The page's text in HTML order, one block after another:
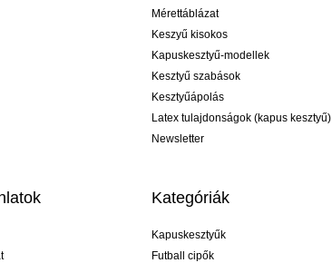
Mérettáblázat
Keszyű kisokos
Kapuskesztyű-modellek
Kesztyű szabások
Kesztyűápolás
Latex tulajdonságok (kapus kesztyű)
Newsletter
Kategóriák
Kapuskesztyűk
Futball cipők